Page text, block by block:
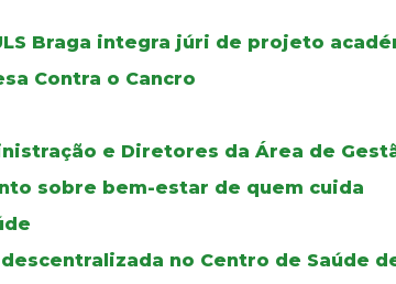
Braga integra júri de projeto
Contra o Cancro
e Diretores da Área de
sobre bem-estar de quem cuida
no Centro de Saúde